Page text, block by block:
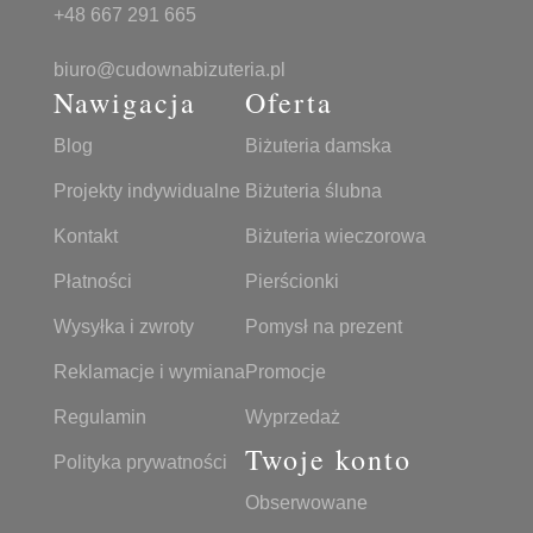
+48 667 291 665
biuro@cudownabizuteria.pl
Nawigacja
Blog
Projekty indywidualne
Kontakt
Płatności
Wysyłka i zwroty
Reklamacje i wymiana
Regulamin
Polityka prywatności
Oferta
Biżuteria damska
Biżuteria ślubna
Biżuteria wieczorowa
Pierścionki
Pomysł na prezent
Promocje
Wyprzedaż
Twoje konto
Obserwowane